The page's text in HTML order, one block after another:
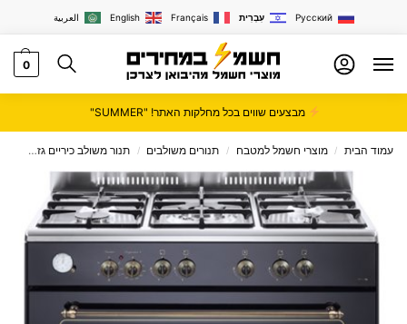
العربية English Français עִבְרִית Русский
0
מבצעים שווים בכל מחלקות האתר! "SUMMER"
עמוד הבית / מוצרי חשמל למטבח / תנורים משולבים / תנור משולב כיריים גז